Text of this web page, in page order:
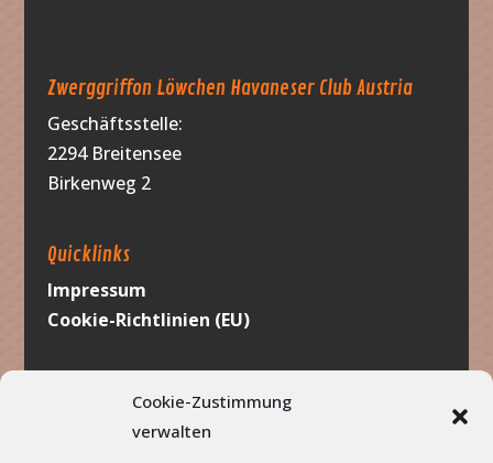
Cookie-Zustimmung
verwalten
Zwerggriffon Löwchen Havaneser Club Austria
Geschäftsstelle:
2294 Breitensee
Birkenweg 2
Quicklinks
Impressum
Cookie-Richtlinien (EU)